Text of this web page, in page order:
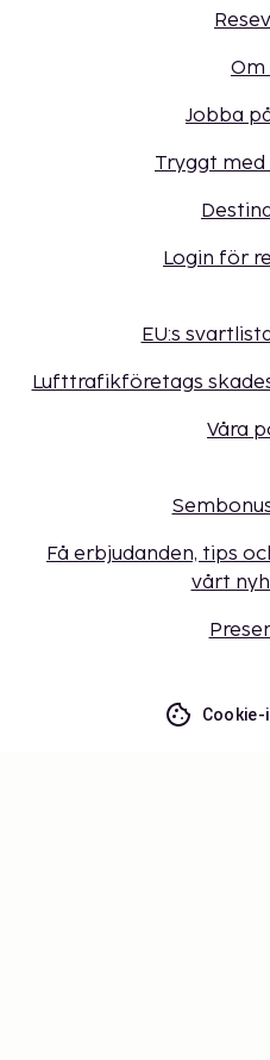
Om
Jobba
Tryggt
Login för
EU:s
Lufttrafikföretags
Våra
Få erbjudanden, tips
vårt